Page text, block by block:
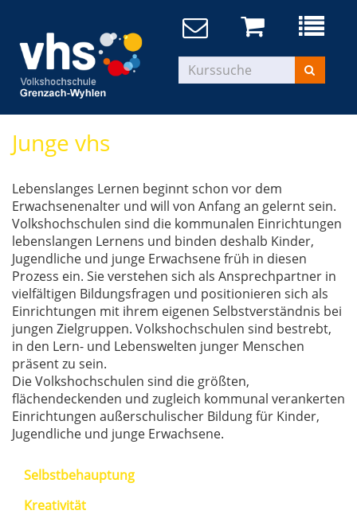
Junge vhs
Lebenslanges Lernen beginnt schon vor dem
Erwachsenenalter und will von Anfang an gelernt sein.
Volkshochschulen sind die kommunalen Einrichtungen
lebenslangen Lernens und binden deshalb Kinder,
Jugendliche und junge Erwachsene früh in diesen
Prozess ein. Sie verstehen sich als Ansprechpartner in
vielfältigen Bildungsfragen und positionieren sich als
Einrichtungen mit ihrem eigenen Selbstverständnis bei
jungen Zielgruppen. Volkshochschulen sind bestrebt,
in den Lern- und Lebenswelten junger Menschen
präsent zu sein.
Die Volkshochschulen sind die größten,
flächendeckenden und zugleich kommunal verankerten
Einrichtungen außerschulischer Bildung für Kinder,
Jugendliche und junge Erwachsene.
Selbstbehauptung
Kreativität